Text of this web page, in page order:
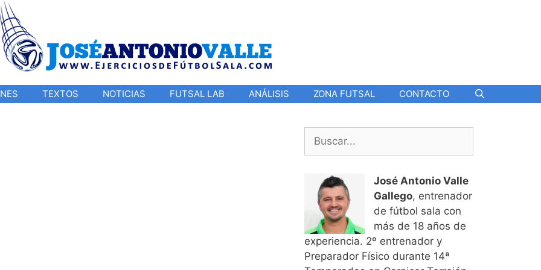
TEXTOS NOTICIAS FUTSAL LAB ANÁLISIS ZONA FUTSAL CONTACTO
Buscar:
José Antonio Valle
Gallego, entrenador
de fútbol sala con
más de 18 años de
experiencia. 2º entrenador y
Preparador Físico durante 14ª